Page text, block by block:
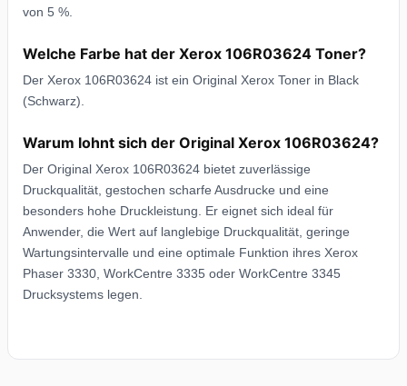
von 5 %.
Welche Farbe hat der Xerox 106R03624 Toner?
Der Xerox 106R03624 ist ein Original Xerox Toner in Black
(Schwarz).
Warum lohnt sich der Original Xerox 106R03624?
Der Original Xerox 106R03624 bietet zuverlässige
Druckqualität, gestochen scharfe Ausdrucke und eine
besonders hohe Druckleistung. Er eignet sich ideal für
Anwender, die Wert auf langlebige Druckqualität, geringe
Wartungsintervalle und eine optimale Funktion ihres Xerox
Phaser 3330, WorkCentre 3335 oder WorkCentre 3345
Drucksystems legen.